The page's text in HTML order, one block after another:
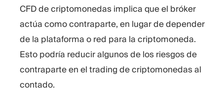
CFD de criptomonedas implica que el bróker
actúa como contraparte, en lugar de depender
de la plataforma o red para la criptomoneda.
Esto podría reducir algunos de los riesgos de
contraparte en el trading de criptomonedas al
contado.